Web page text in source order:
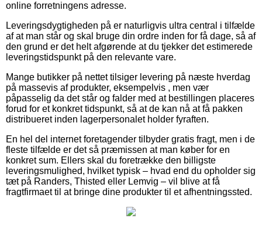
online forretningens adresse.
Leveringsdygtigheden på er naturligvis ultra central i tilfælde
af at man står og skal bruge din ordre inden for få dage, så af
den grund er det helt afgørende at du tjekker det estimerede
leveringstidspunkt på den relevante vare.
Mange butikker på nettet tilsiger levering på næste hverdag
på massevis af produkter, eksempelvis , men vær
påpasselig da det står og falder med at bestillingen placeres
forud for et konkret tidspunkt, så at de kan nå at få pakken
distribueret inden lagerpersonalet holder fyraften.
En hel del internet foretagender tilbyder gratis fragt, men i de
fleste tilfælde er det så præmissen at man køber for en
konkret sum. Ellers skal du foretrække den billigste
leveringsmulighed, hvilket typisk – hvad end du opholder sig
tæt på Randers, Thisted eller Lemvig – vil blive at få
fragtfirmaet til at bringe dine produkter til et afhentningssted.